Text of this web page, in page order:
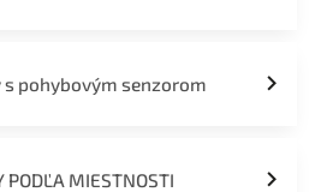
s pohybovým senzorom
PODĽA MIESTNOSTI